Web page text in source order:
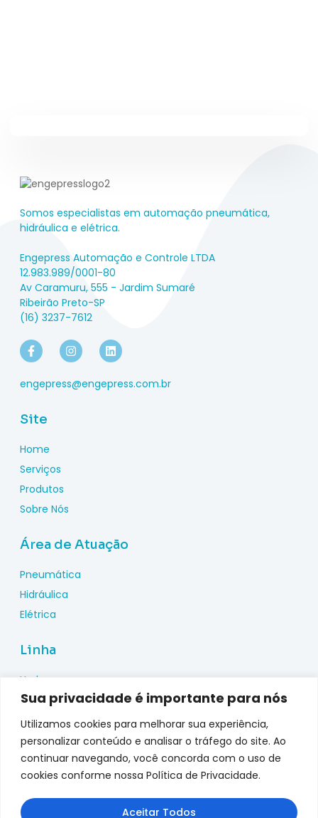
Sua privacidade é importante para nós
Utilizamos cookies para melhorar sua experiência,
personalizar conteúdo e analisar o tráfego do site. Ao
continuar navegando, você concorda com o uso de
cookies conforme nossa Política de Privacidade.
Aceitar Todos
Somos especialistas em automação pneumática,
hidráulica e elétrica.
Engepress Automação e Controle LTDA
12.983.989/0001-80
Av Caramuru, 555 - Jardim Sumaré
Ribeirão Preto-SP
(16) 3237-7612
engepress@engepress.com.br
Site
Home
Serviços
Produtos
Sobre Nós
Área de Atuação
Pneumática
Hidráulica
Elétrica
Linha
Hydac
Wika
Pepperl Fuchs
Metal Work
Metalplan
Top Fusion
Genebre